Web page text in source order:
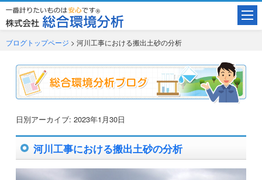
ブログトップページ > 河川工事における搬出土砂の分析
日別アーカイブ: 2023年1月30日
河川工事における搬出土砂の分析